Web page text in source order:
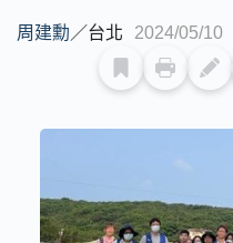
周建勳／台北 2024/05/10